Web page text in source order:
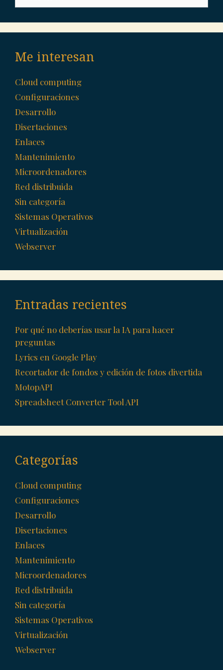
Me interesan
Cloud computing
Configuraciones
Desarrollo
Disertaciones
Enlaces
Mantenimiento
Microordenadores
Red distribuida
Sin categoría
Sistemas Operativos
Virtualización
Webserver
Entradas recientes
Por qué no deberías usar la IA para hacer
preguntas
Lyrics en Google Play
Recortador de fondos y edición de fotos divertida
MotopAPI
Spreadsheet Converter Tool API
Categorías
Cloud computing
Configuraciones
Desarrollo
Disertaciones
Enlaces
Mantenimiento
Microordenadores
Red distribuida
Sin categoría
Sistemas Operativos
Virtualización
Webserver